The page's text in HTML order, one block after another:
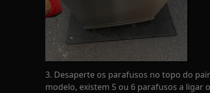
3. Desaperte os parafusos no topo do
modelo, existem 5 ou 6 parafusos a ligar